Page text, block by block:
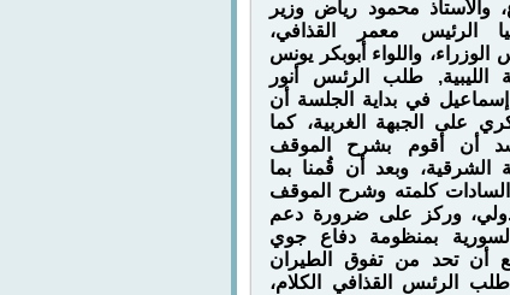
والأستاذ محمود رياض وزير
الرئيس معمر القذافي،
واللواء أبوبكر يونس
الليبية, طلب الرئىس أنور
في بداية الجلسة أن
على الجبهة الغربية، كما
أن أقوم بشرح الموقف
الشرقية، وبعد أن قُمنا بما
كلمته وشرح الموقف
وركز على ضرورة دعم
بمنظومة دفاع جوي
أن تحد من تفوق الطيران
طلب الرئىس القذافي الكلام،